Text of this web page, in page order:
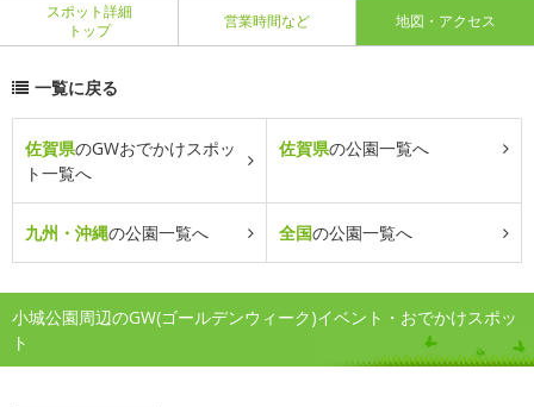
スポット詳細
トップ
営業時間など 地図・アクセス
一覧に戻る
佐賀県のGWおでかけスポッ
ト一覧へ
佐賀県の公園一覧へ
九州・沖縄の公園一覧へ 全国の公園一覧へ
小城公園周辺のGW(ゴールデンウィーク)イベント・おでかけスポッ
ト